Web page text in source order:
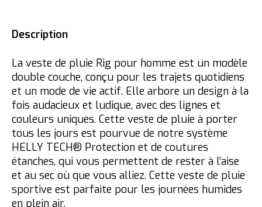
Description
La veste de pluie Rig pour homme est un modèle
double couche, conçu pour les trajets quotidiens
et un mode de vie actif. Elle arbore un design à la
fois audacieux et ludique, avec des lignes et
couleurs uniques. Cette veste de pluie à porter
tous les jours est pourvue de notre système
HELLY TECH® Protection et de coutures
étanches, qui vous permettent de rester à l’aise
et au sec où que vous alliez. Cette veste de pluie
sportive est parfaite pour les journées humides
en plein air.